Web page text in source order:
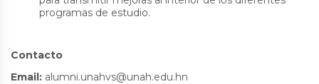
programas de estudio.
Contacto
Email: alumni.unahvs@unah.edu.hn